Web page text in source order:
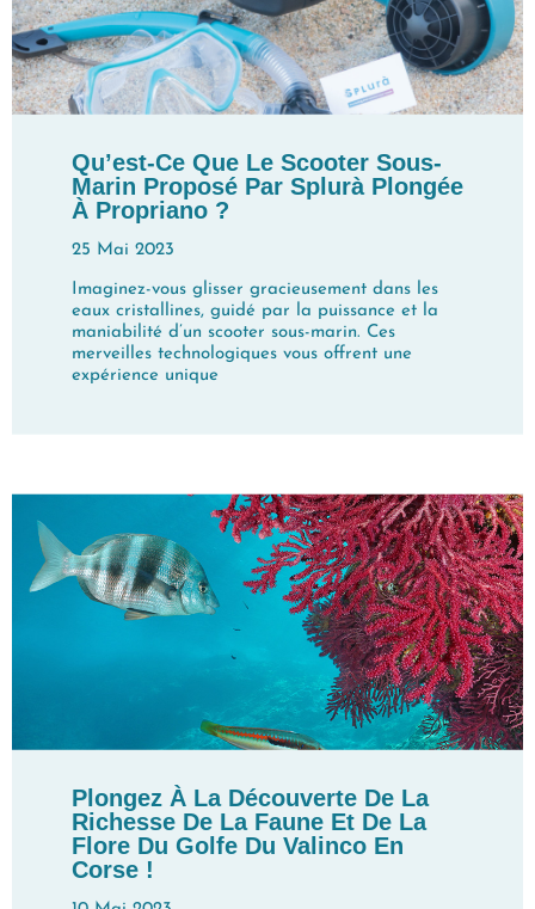
Qu’est-Ce Que Le Scooter Sous-
Marin Proposé Par Splurà Plongée
À Propriano ?
25 Mai 2023
Imaginez-vous glisser gracieusement dans les
eaux cristallines, guidé par la puissance et la
maniabilité d’un scooter sous-marin. Ces
merveilles technologiques vous offrent une
expérience unique
Plongez À La Découverte De La
Richesse De La Faune Et De La
Flore Du Golfe Du Valinco En
Corse !